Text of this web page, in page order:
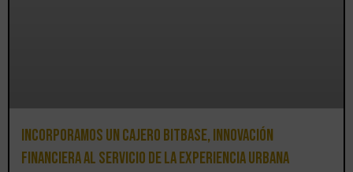
Incorporamos un cajero BitBase, innovación
financiera al servicio de la experiencia urbana